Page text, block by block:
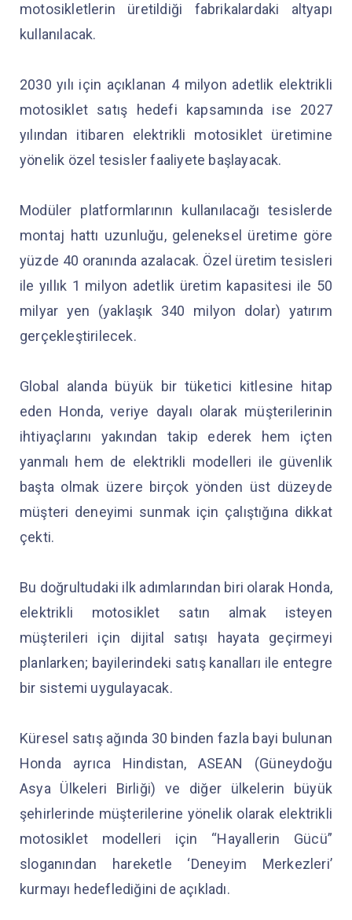
motosikletlerin üretildiği fabrikalardaki altyapı
kullanılacak.
2030 yılı için açıklanan 4 milyon adetlik elektrikli
motosiklet satış hedefi kapsamında ise 2027
yılından itibaren elektrikli motosiklet üretimine
yönelik özel tesisler faaliyete başlayacak.
Modüler platformlarının kullanılacağı tesislerde
montaj hattı uzunluğu, geleneksel üretime göre
yüzde 40 oranında azalacak. Özel üretim tesisleri
ile yıllık 1 milyon adetlik üretim kapasitesi ile 50
milyar yen (yaklaşık 340 milyon dolar) yatırım
gerçekleştirilecek.
Global alanda büyük bir tüketici kitlesine hitap
eden Honda, veriye dayalı olarak müşterilerinin
ihtiyaçlarını yakından takip ederek hem içten
yanmalı hem de elektrikli modelleri ile güvenlik
başta olmak üzere birçok yönden üst düzeyde
müşteri deneyimi sunmak için çalıştığına dikkat
çekti.
Bu doğrultudaki ilk adımlarından biri olarak Honda,
elektrikli motosiklet satın almak isteyen
müşterileri için dijital satışı hayata geçirmeyi
planlarken; bayilerindeki satış kanalları ile entegre
bir sistemi uygulayacak.
Küresel satış ağında 30 binden fazla bayi bulunan
Honda ayrıca Hindistan, ASEAN (Güneydoğu
Asya Ülkeleri Birliği) ve diğer ülkelerin büyük
şehirlerinde müşterilerine yönelik olarak elektrikli
motosiklet modelleri için “Hayallerin Gücü”
sloganından hareketle ‘Deneyim Merkezleri’
kurmayı hedeflediğini de açıkladı.